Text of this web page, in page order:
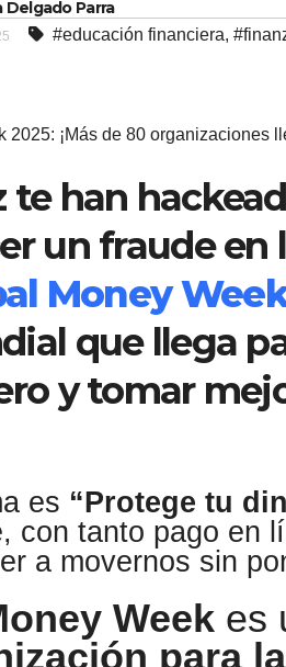
Delgado Parra
#educación financiera,
2025: ¡Más de 80 organizaciones
te han
un fraude en
Money
que llega
y tomar
es “Protege tu
con tanto pago en
a movernos sin
Week es
para